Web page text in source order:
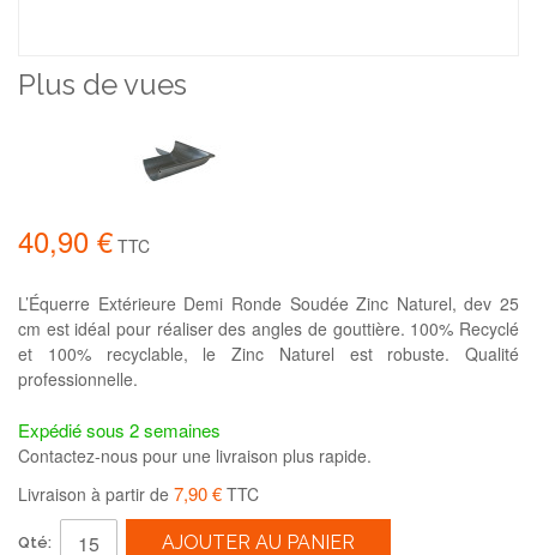
Plus de vues
40,90 € TTC
L’Équerre Extérieure Demi Ronde Soudée Zinc Naturel, dev 25
cm est idéal pour réaliser des angles de gouttière. 100% Recyclé
et 100% recyclable, le Zinc Naturel est robuste. Qualité
professionnelle.
Expédié sous 2 semaines
Contactez-nous pour une livraison plus rapide.
Livraison à partir de 7,90 € TTC
Qté: AJOUTER AU PANIER